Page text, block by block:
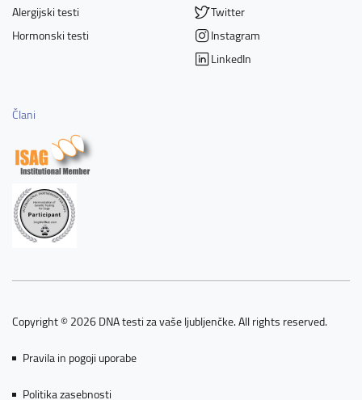
Alergijski testi
Hormonski testi
Twitter
Instagram
LinkedIn
Člani
Copyright © 2026 DNA testi za vaše ljubljenčke. All rights reserved.
Pravila in pogoji uporabe
Politika zasebnosti